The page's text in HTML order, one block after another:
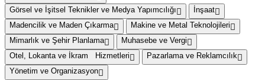
Görsel ve İşitsel Teknikler ve Medya Yapımcılığı
İnşaat
Madencilik ve Maden Çıkarma
Makine ve Metal Teknolojileri
Mimarlık ve Şehir Planlama
Muhasebe ve Vergi
Otel, Lokanta ve İkram Hizmetleri
Pazarlama ve Reklamcılık
Yönetim ve Organizasyon